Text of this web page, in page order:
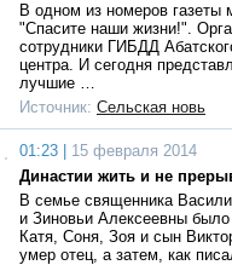
В одном из номеров
"Спасите наши жизни!".
сотрудники ГИБДД
центра. И сегодня
лучшие …
Источник: Сельская новь
01:23 |
15 февраля 2014
Династии жить и не
В семье священника
и Зиновьи Алексеевны
Катя, Соня, Зоя и сын
умер отец, а затем, как